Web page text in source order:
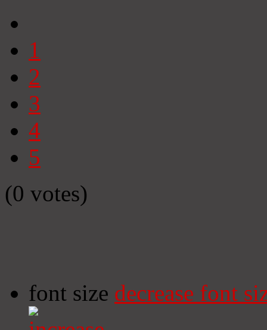
1
2
3
4
5
(0 votes)
font size decrease font